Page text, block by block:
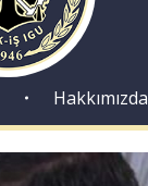
Hakkımızda